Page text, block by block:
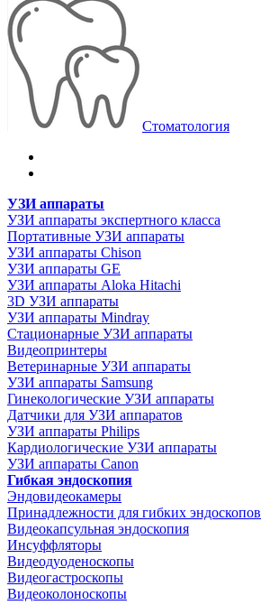
Стоматология
УЗИ аппараты
УЗИ аппараты экспертного класса
Портативные УЗИ аппараты
УЗИ аппараты Chison
УЗИ аппараты GE
УЗИ аппараты Aloka Hitachi
3D УЗИ аппараты
УЗИ аппараты Mindray
Стационарные УЗИ аппараты
Видеопринтеры
Ветеринарные УЗИ аппараты
УЗИ аппараты Samsung
Гинекологические УЗИ аппараты
Датчики для УЗИ аппаратов
УЗИ аппараты Philips
Кардиологические УЗИ аппараты
УЗИ аппараты Canon
Гибкая эндоскопия
Эндовидеокамеры
Принадлежности для гибких эндоскопов
Видеокапсульная эндоскопия
Инсуффляторы
Видеодуоденоскопы
Видеогастроскопы
Видеоколоноскопы